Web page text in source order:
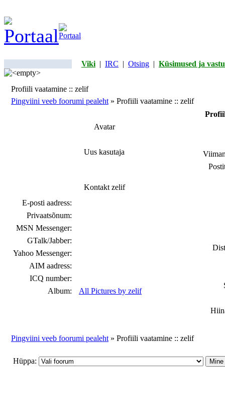
Viki | IRC | Otsing | Küsimused ja
Profiili vaatamine :: zelif
Pingviini veeb foorumi pealeht » Profiili vaatamine :: zelif
Avatar
Uus kasutaja
Kontakt zelif
E-posti aadress:
Privaatsõnum:
MSN Messenger:
GTalk/Jabber:
Yahoo Messenger:
AIM aadress:
ICQ number:
Album:
All Pictures by zelif
Pingviini veeb foorumi pealeht » Profiili vaatamine :: zelif
Hüppa: